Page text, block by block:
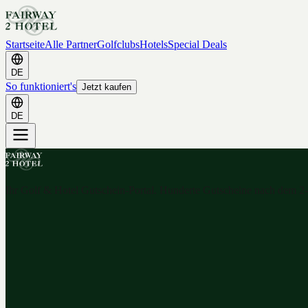
StartseiteAlle PartnerGolfclubsHotelsSpecial Deals
DE
So funktioniert's Jetzt kaufen
DE